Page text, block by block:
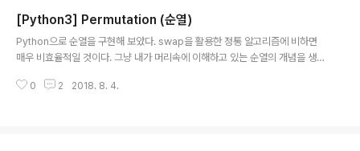
요) 2차 도메인 블로그의 DNS 설정 변경 요청 안내(~10/
9까지) 내용은 2차 도메인을 사용하는 유저의 경우 A 레코
드 대신 CNAME으로 바꾸라는 것이다. 그 이유를 추정해
m은 카카오와 합병하였다. 그러다보니 서버 IDC 이전 작
[Python3] Permutation (순열)
Python으로 순열을 구현해 보았다. swap을 활용한 정통 알고리즘에 비하면
매우 비효율적일 것이다. 그냥 내가 머리속에 이해하고 있는 순열의 개념을 생
hon3 def permutate(arr, r, prefix=None, result=None): assert len
0 2 2018. 8. 4.